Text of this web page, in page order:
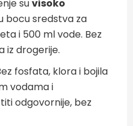
suvisoko
bocu sredstva za
i 500 ml vode. Bez
iz drogerije.
fosfata, klora i bojila
vodama i
odgovornije, bez